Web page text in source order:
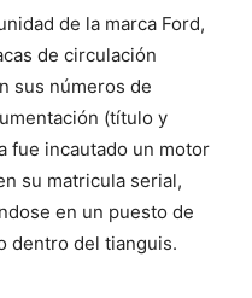
de la marca Ford,
de circulación
sus números de
(título y
fue incautado un motor
su matricula serial,
en un puesto de
dentro del tianguis.